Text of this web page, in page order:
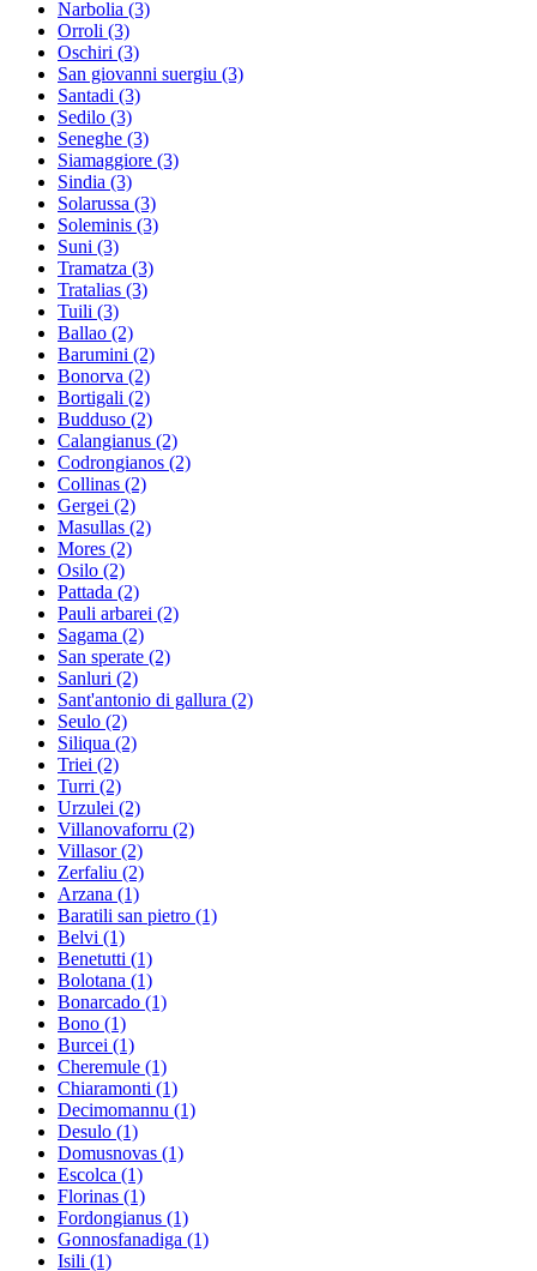
Narbolia (3)
Orroli (3)
Oschiri (3)
San giovanni suergiu (3)
Santadi (3)
Sedilo (3)
Seneghe (3)
Siamaggiore (3)
Sindia (3)
Solarussa (3)
Soleminis (3)
Suni (3)
Tramatza (3)
Tratalias (3)
Tuili (3)
Ballao (2)
Barumini (2)
Bonorva (2)
Bortigali (2)
Budduso (2)
Calangianus (2)
Codrongianos (2)
Collinas (2)
Gergei (2)
Masullas (2)
Mores (2)
Osilo (2)
Pattada (2)
Pauli arbarei (2)
Sagama (2)
San sperate (2)
Sanluri (2)
Sant'antonio di gallura (2)
Seulo (2)
Siliqua (2)
Triei (2)
Turri (2)
Urzulei (2)
Villanovaforru (2)
Villasor(2)
Zerfaliu (2)
Arzana (1)
Baratili san pietro (1)
Belvi (1)
Benetutti (1)
Bolotana (1)
Bonarcado (1)
Bono (1)
Burcei (1)
Cheremule (1)
Chiaramonti (1)
Decimomannu (1)
Desulo (1)
Domusnovas (1)
Escolca (1)
Florinas (1)
Fordongianus (1)
Gonnosfanadiga (1)
Isili (1)